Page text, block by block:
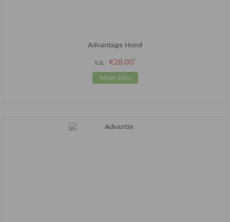
Advantage Hond
v.a. €26.00*
Meer Info